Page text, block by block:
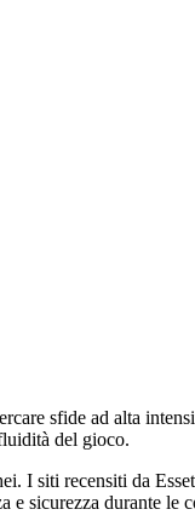
sfide ad alta
del gioco.
I siti recensiti da
e sicurezza durante le